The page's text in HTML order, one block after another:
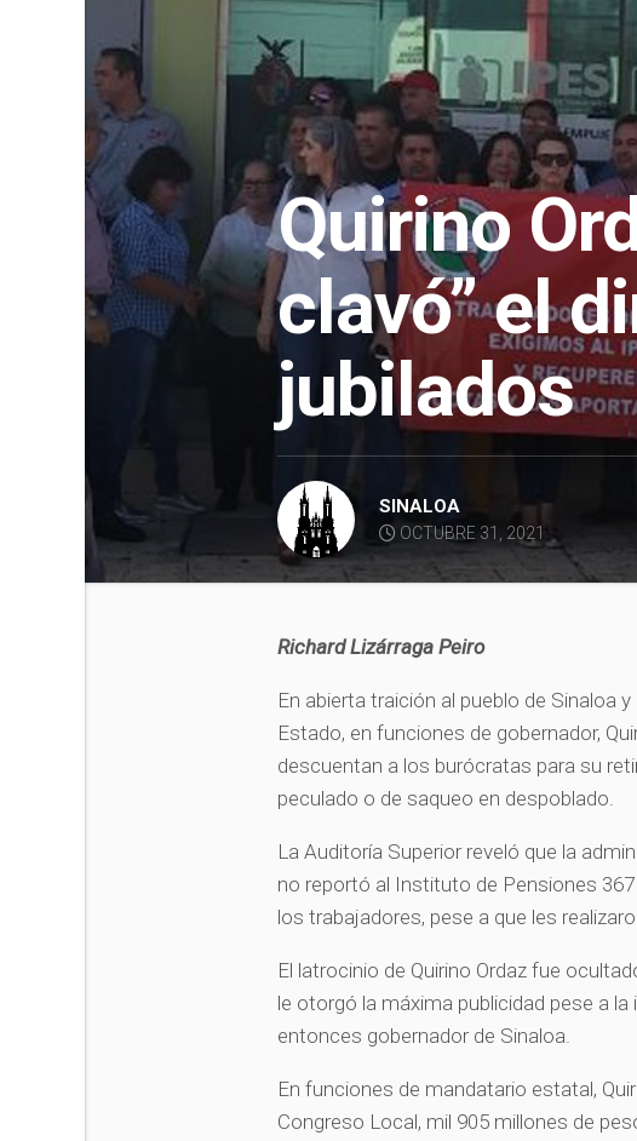
Quirino
clavó” el
jubilados
SINALOA
OCTUBRE 31, 2021
Richard Lizárraga Peiro
En abierta traición al pueblo de Sinaloa
Estado, en funciones de gobernador,
descuentan a los burócratas para su
peculado o de saqueo en despoblado.
La Auditoría Superior reveló que la
no reportó al Instituto de Pensiones
los trabajadores, pese a que les
El latrocinio de Quirino Ordaz fue
le otorgó la máxima publicidad pese a
entonces gobernador de Sinaloa.
En funciones de mandatario estatal,
Congreso Local, mil 905 millones de